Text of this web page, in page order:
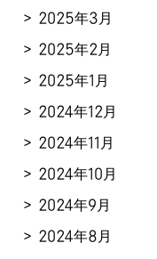
2025年3月
2025年2月
2025年1月
2024年12月
2024年11月
2024年10月
2024年9月
2024年8月